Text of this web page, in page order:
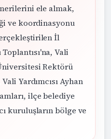
ele almak,
ve koordinasyonu
İl
Vali
Rektörü
Yardımcısı Ayhan
ilçe belediye
kuruluşların bölge ve